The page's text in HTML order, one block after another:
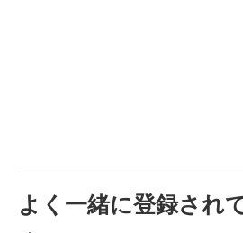
よく一緒に登録され